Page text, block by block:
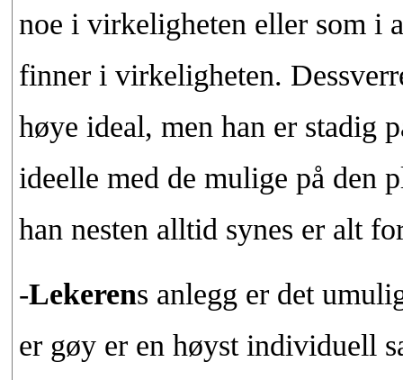
noe i virkeligheten eller som i
finner i virkeligheten.
høye ideal, men han er stadig
ideelle med de mulige på den
han nesten alltid synes er alt
-Lekerens anlegg er det
er gøy er en høyst individuell